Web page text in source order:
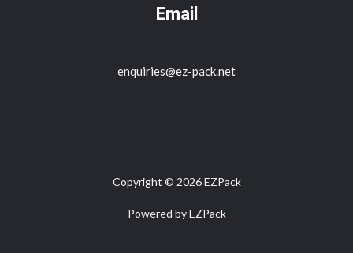
Email
enquiries@ez-pack.net
Copyright © 2026 EZPack
Powered by EZPack